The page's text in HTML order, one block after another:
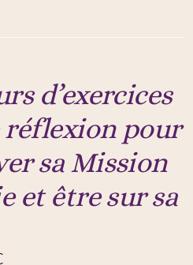
d’exercices
réflexion pour
sa Mission
et être sur sa